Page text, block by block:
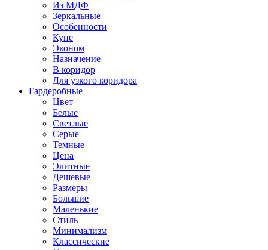
Из МДФ
Зеркальные
Особенности
Купе
Эконом
Назначение
В коридор
Для узкого коридора
Гардеробные
Цвет
Белые
Светлые
Серые
Темные
Цена
Элитные
Дешевые
Размеры
Большие
Маленькие
Стиль
Минимализм
Классические